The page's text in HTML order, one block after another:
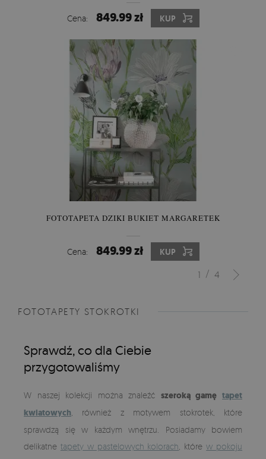
Cena: 849.99 zł KUP
FOTOTAPETA DZIKI BUKIET MARGARETEK
Cena: 849.99 zł KUP
1 / 4
FOTOTAPETY STOKROTKI
Sprawdź, co dla Ciebie
przygotowaliśmy
W naszej kolekcji można znaleźć szeroką gamętapet
kwiatowych , również z motywem stokrotek, które
sprawdzą się w każdym wnętrzu. Posiadamy bowiem
delikatne tapety w pastelowych kolorach , którew pokoju